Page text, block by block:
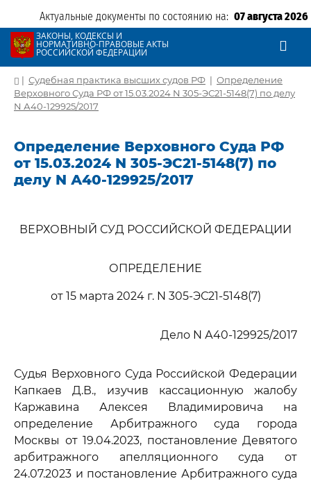
Актуальные документы по состоянию на: 07 августа 2026
ЗАКОНЫ, КОДЕКСЫ И
НОРМАТИВНО-ПРАВОВЫЕ АКТЫ
РОССИЙСКОЙ ФЕДЕРАЦИИ
| Судебная практика высших судов РФ | Определение
Верховного Суда РФ от 15.03.2024 N 305-ЭС21-5148(7) по делу
N А40-129925/2017
Определение Верховного Суда РФ
от 15.03.2024 N 305-ЭС21-5148(7) по
делу N А40-129925/2017
ВЕРХОВНЫЙ СУД РОССИЙСКОЙ ФЕДЕРАЦИИ
ОПРЕДЕЛЕНИЕ
от 15 марта 2024 г. N 305-ЭС21-5148(7)
Дело N А40-129925/2017
Судья Верховного Суда Российской Федерации
Капкаев Д.В., изучив кассационную жалобу
Каржавина Алексея Владимировича на
определение Арбитражного суда города
Москвы от 19.04.2023, постановление Девятого
арбитражного апелляционного суда от
24.07.2023 и постановление Арбитражного суда